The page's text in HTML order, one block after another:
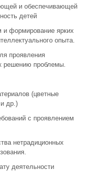
и обеспечивающей
детей
формирование ярких
опыта.
проявления
решению проблемы.
(цветные
др.)
с проявлением
нетрадиционных
деятельности